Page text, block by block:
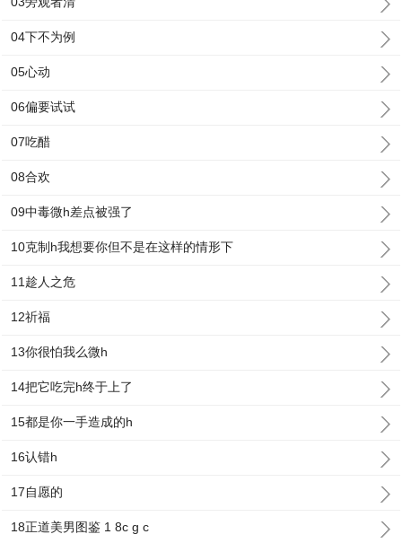
04下不为例
05心动
06偏要试试
07吃醋
08合欢
09中毒微h差点被强了
10克制h我想要你但不是在这样的情形下
11趁人之危
12祈福
13你很怕我么微h
14把它吃完h终于上了
15都是你一手造成的h
16认错h
17自愿的
18正道美男图鉴 1 8c g c